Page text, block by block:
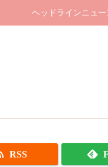
ヘッドラインニュー
RSS